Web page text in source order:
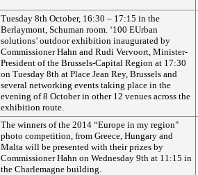
Tuesday 8th October, 16:30 – 17:15 in the
Berlaymont, Schuman room. ‘100 EUrban
solutions’ outdoor exhibition inaugurated by
Commissioner Hahn and Rudi Vervoort, Minister-
President of the Brussels-Capital Region at 17:30
on Tuesday 8th at Place Jean Rey, Brussels and
several networking events taking place in the
evening of 8 October in other 12 venues across the
exhibition route.
The winners of the 2014 “Europe in my region"
photo competition, from Greece, Hungary and
Malta will be presented with their prizes by
Commissioner Hahn on Wednesday 9th at 11:15 in
the Charlemagne building.